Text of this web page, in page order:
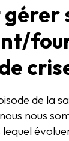
de la
nous